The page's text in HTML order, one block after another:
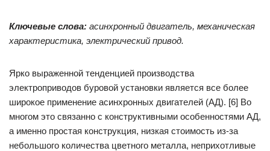
Ключевые слова: асинхронный двигатель, механическая
характеристика, электрический привод.
Ярко выраженной тенденцией производства
электроприводов буровой установки является все более
широкое применение асинхронных двигателей (АД). [6] Во
многом это связанно с конструктивными особенностями АД,
а именно простая конструкция, низкая стоимость из-за
небольшого количества цветного металла, неприхотливые